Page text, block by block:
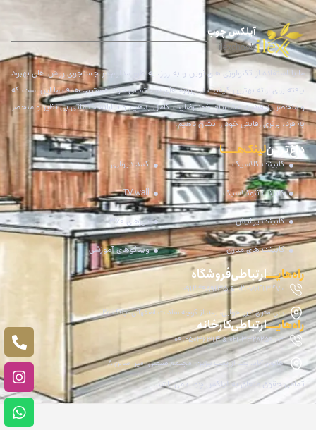
آیلکس چوب
ilexchoob
ما با استفاده از تکنولوژی های نوین و به روز، به طور مداوم در جستجوی روش های بهبود
یافته برای ارائه بهترین کیفیت در پروژه های ساختمانی خود هستیم. هدف ما این است که
و منحصر به فرد به مشتریان خود رضایت کامل بدهیم و با ارائه خدماتی بی نظیر و منحصر
به فرد، برتری رقابتی خود را نشان دهیم.
داغ‌ترینلینک هـــــا
کابینت کلاسیک
کابینت نئوکلاسیک
کابینت پولیش
کابینت های مدرن
کمد دیواری
TV wall
تورهای 360
ویدئوهای آموزشی
راه‌هایــــارتباطی فروشگاه
021-77413470 & 09123989135
سی متری نیرو هوایی، بعد از کوچه سادات اصفهانی، پلاک 26
راه‌هایــــارتباطی کارخانه
021-33282591-3 & 09125036314
خاتون آباد، بعد از پمپ بنزین، مجتمع صنعتی امیر، سالن 8
تمامی حقوق متعلق به آیلکس چوب می باشد.